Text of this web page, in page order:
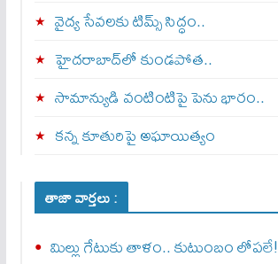
వైద్య సేవలకు టిమ్స్‌ సిద్ధం..
హైదరాబాద్‌లో కుండపోత..
సామాన్యుడి వంటింటిపై పెను భారం..
కన్న కూతురిపై అఘాయిత్యం
తాజా వార్తలు :
మిల్లు గేటుకు తాళం.. కుటుంబం లోపలే!